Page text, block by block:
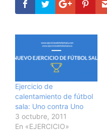
Ejercicio de
calentamiento de fútbol
sala: Uno contra Uno
3 octubre, 2011
En «EJERCICIO»